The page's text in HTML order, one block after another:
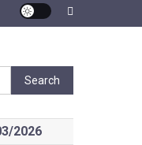
Search
for:
2026